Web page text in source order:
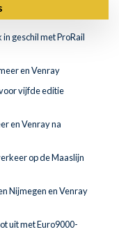
geschil met ProRail
en Venray
vijfde editie
en Venray na
op de Maaslijn
Nijmegen en Venray
uit met Euro9000-